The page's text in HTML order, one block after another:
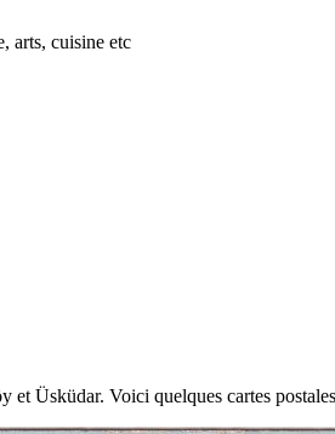
arts, cuisine etc
Üsküdar. Voici quelques cartes